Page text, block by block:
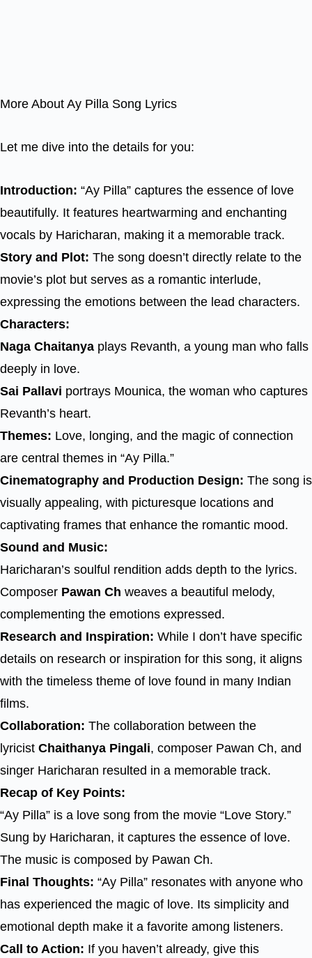
More About Ay Pilla Song Lyrics
Let me dive into the details for you:
Introduction: “Ay Pilla” captures the essence of love
beautifully. It features heartwarming and enchanting
vocals by Haricharan, making it a memorable track.
Story and Plot: The song doesn’t directly relate to the
movie’s plot but serves as a romantic interlude,
expressing the emotions between the lead characters.
Characters:
Naga Chaitanya plays Revanth, a young man who falls
deeply in love.
Sai Pallavi portrays Mounica, the woman who captures
Revanth’s heart.
Themes: Love, longing, and the magic of connection
are central themes in “Ay Pilla.”
Cinematography and Production Design: The song is
visually appealing, with picturesque locations and
captivating frames that enhance the romantic mood.
Sound and Music:
Haricharan’s soulful rendition adds depth to the lyrics.
Composer Pawan Ch weaves a beautiful melody,
complementing the emotions expressed.
Research and Inspiration: While I don’t have specific
details on research or inspiration for this song, it aligns
with the timeless theme of love found in many Indian
films.
Collaboration: The collaboration between the
lyricist Chaithanya Pingali, composer Pawan Ch, and
singer Haricharan resulted in a memorable track.
Recap of Key Points:
“Ay Pilla” is a love song from the movie “Love Story.”
Sung by Haricharan, it captures the essence of love.
The music is composed by Pawan Ch.
Final Thoughts: “Ay Pilla” resonates with anyone who
has experienced the magic of love. Its simplicity and
emotional depth make it a favorite among listeners.
Call to Action: If you haven’t already, give this